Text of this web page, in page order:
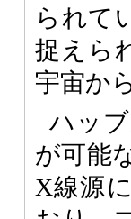
られて
捉えら
宇宙か
ハッ
が可能
X線源